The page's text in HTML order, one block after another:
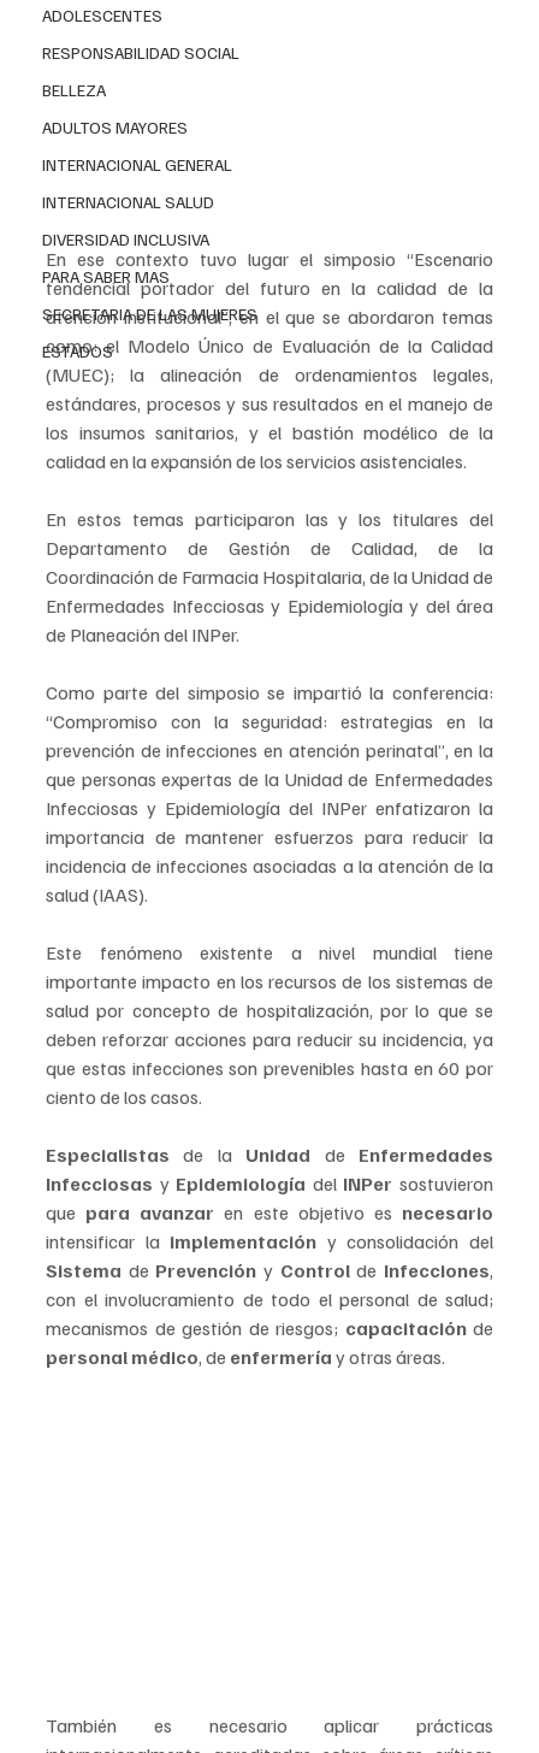
ADOLESCENTES
RESPONSABILIDAD SOCIAL
BELLEZA
ADULTOS MAYORES
INTERNACIONAL GENERAL
INTERNACIONAL SALUD
DIVERSIDAD INCLUSIVA
PARA SABER MAS
SECRETARIA DE LAS MUJERES
ESTADOS
En ese contexto tuvo lugar el simposio “Escenario
tendencial portador del futuro en la calidad de la
atención institucional”, en el que se abordaron temas
como: el Modelo Único de Evaluación de la Calidad
(MUEC); la alineación de ordenamientos legales,
estándares, procesos y sus resultados en el manejo de
los insumos sanitarios, y el bastión modélico de la
calidad en la expansión de los servicios asistenciales.
En estos temas participaron las y los titulares del
Departamento de Gestión de Calidad, de la
Coordinación de Farmacia Hospitalaria, de la Unidad de
Enfermedades Infecciosas y Epidemiología y del área
de Planeación del INPer.
Como parte del simposio se impartió la conferencia:
“Compromiso con la seguridad: estrategias en la
prevención de infecciones en atención perinatal”, en la
que personas expertas de la Unidad de Enfermedades
Infecciosas y Epidemiología del INPer enfatizaron la
importancia de mantener esfuerzos para reducir la
incidencia de infecciones asociadas a la atención de la
salud (IAAS).
Este fenómeno existente a nivel mundial tiene
importante impacto en los recursos de los sistemas de
salud por concepto de hospitalización, por lo que se
deben reforzar acciones para reducir su incidencia, ya
que estas infecciones son prevenibles hasta en 60 por
ciento de los casos.
Especialistas de la Unidad de Enfermedades
Infecciosas y Epidemiología del INPer sostuvieron
que para avanzar en este objetivo es
intensificar la implementación
Sistema de Prevención y Control de Infecciones,
con el involucramiento de todo el personal de salud;
mecanismos de gestión de riesgos; capacitación
personal médico, de enfermería y otras áreas.
También es necesario aplicar prácticas